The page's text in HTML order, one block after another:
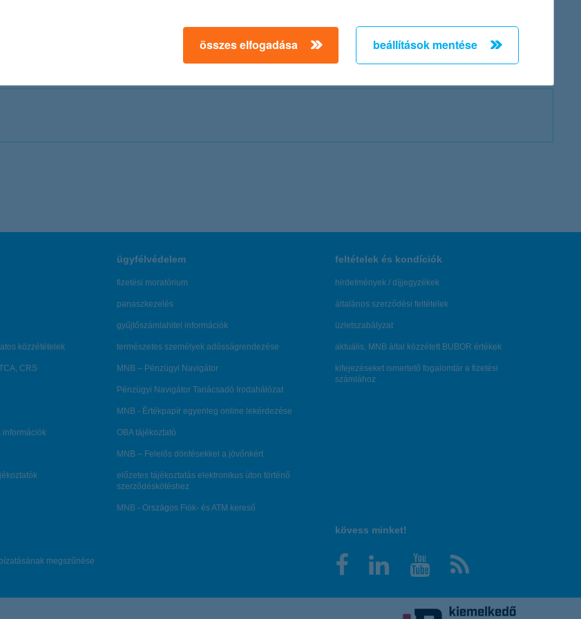
közzétételek
CRS
információk
megszűnése
ügyfélvédelem
fizetési moratórium
panaszkezelés
gyűjtőszámlahitel információk
természetes személyek adósságrendezése
MNB – Pénzügyi Navigátor
Pénzügyi Navigátor Tanácsadó Irodahálózat
MNB - Értékpapír egyenleg online lekérdezése
OBA tájékoztató
MNB – Felelős döntésekkel a jövőnkért
előzetes tájékoztatás elektronikus úton történő
szerződéskötéshez
MNB - Országos Fiók- és ATM kereső
feltételek és kondíciók
hirdetmények / díjjegyzékek
általános szerződési feltételek
üzletszabályzat
aktuális, MNB által közzétett BUBOR értékek
kifejezéseket ismertető fogalomtár a fizetési
számlához
kövess minket!
összes elfogadása beállítások mentése